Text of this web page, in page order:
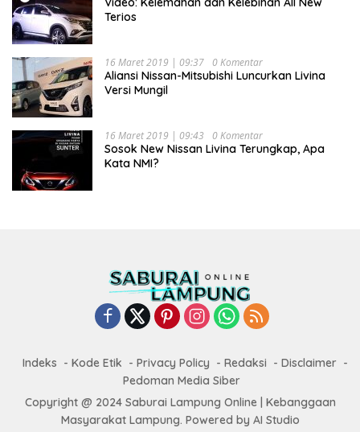
Terios
16 Maret 2019 | 09:37 0 Komentar
Aliansi Nissan-Mitsubishi Luncurkan Livina
Versi Mungil
16 Maret 2019 | 09:43 0 Komentar
Sosok New Nissan Livina Terungkap, Apa
Kata NMI?
Indeks Kode Etik Privacy Policy Redaksi
Disclaimer
Pedoman Media Siber
Copyright @ 2024 Saburai Lampung Online | Kebanggaan
Masyarakat Lampung. Powered by AI Studio